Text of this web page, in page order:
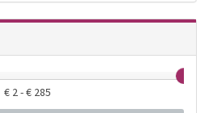
€ 2- € 285